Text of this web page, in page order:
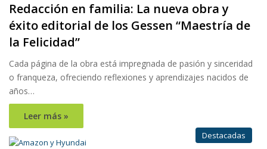
Redacción en familia: La nueva obra y
éxito editorial de los Gessen “Maestría de
la Felicidad”
Cada página de la obra está impregnada de pasión y sinceridad
o franqueza, ofreciendo reflexiones y aprendizajes nacidos de
años…
Leer más »
Destacadas